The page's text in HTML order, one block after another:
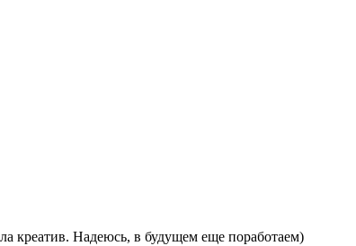
креатив. Надеюсь, в будущем еще поработаем)